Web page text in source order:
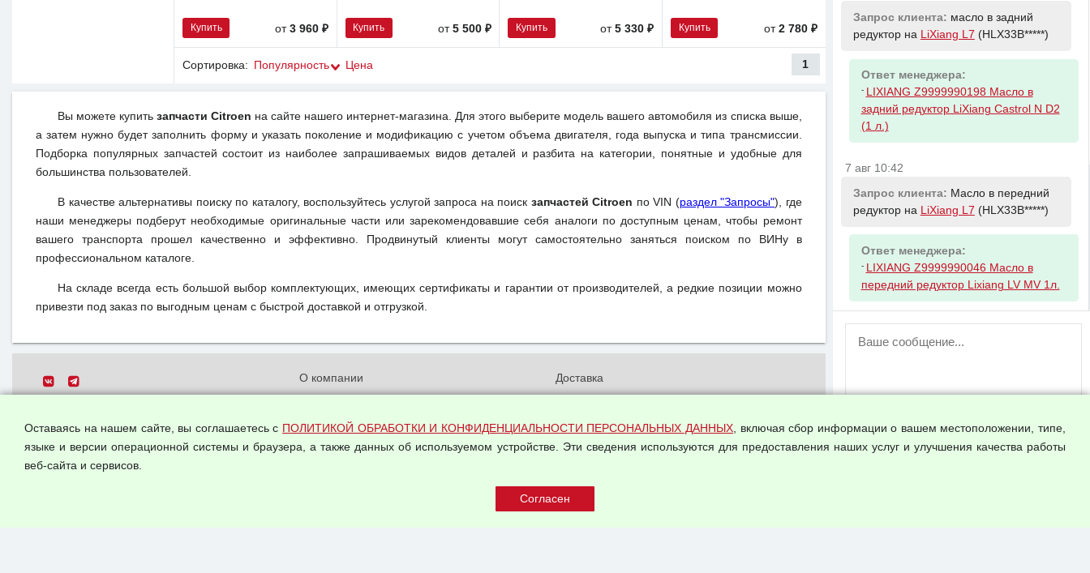
Купить от3 960 ₽ Купить от 5 500 ₽ Купить от5 330 ₽ Купить от 2 780 ₽
Сортировка: Популярность Цена 1
Вы можете купитьзапчасти Citroen на сайте нашего интернет-магазина. Для этого выберите модель вашего автомобиля из списка выше,
а затем нужно будет заполнить форму и указать поколение и модификацию с учетом объема двигателя, года выпуска и типа трансмиссии.
Подборка популярных запчастей состоит из наиболее запрашиваемых видов деталей и разбита на категории, понятные и удобные для
большинства пользователей.
В качестве альтернативы поиску по каталогу, воспользуйтесь услугой запроса на поиск запчастей Citroen по VIN (раздел "Запросы"), где
наши менеджеры подберут необходимые оригинальные части или зарекомендовавшие себя аналоги по доступным ценам, чтобы ремонт
вашего транспорта прошел качественно и эффективно. Продвинутый клиенты могут самостоятельно заняться поиском по ВИНу в
профессиональном каталоге.
На складе всегда есть большой выбор комплектующих, имеющих сертификаты и гарантии от производителей, а редкие позиции можно
привезти под заказ по выгодным ценам с быстрой доставкой и отгрузкой.
Все права защищены.
О компании
данных
Доставка
Оплата и возвраты
Арендодателям
Оставаясь на нашем сайте, вы соглашаетесь с ПОЛИТИКОЙ ОБРАБОТКИ И КОНФИДЕНЦИАЛЬНОСТИ ПЕРСОНАЛЬНЫХ ДАННЫХ, включая сбор информации о вашем местоположении, типе,
языке и версии операционной системы и браузера, а также данных об используемом устройстве. Эти сведения используются для предоставления наших услуг и улучшения качества работы
веб-сайта и сервисов.
Запрос клиента: масло в задний
редуктор на LiXiang L7 (HLX33B*****)
Ответ менеджера:
- LIXIANG Z9999990198 Масло в
задний редуктор LiXiang Castrol N D2
(1 л.)
7 авг 10:42
Запрос клиента: Масло в передний
редуктор на
LiXiang L7 (HLX33B*****)
Ответ менеджера:
- LIXIANG Z9999990046 Масло в
передний редуктор Lixiang LV MV 1л.
ВНИМАНИЕ!
пользователей временно отключена!
аккаунт.